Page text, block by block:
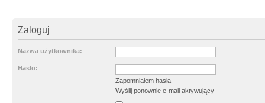
Zaloguj
Nazwa użytkownika:
Hasło:
Zapomniałem hasła
Wyślij ponownie e-mail aktywujący